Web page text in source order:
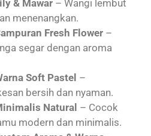
& Mawar – Wangi lembut
menenangkan.
Fresh Flower –
segar dengan aroma
Soft Pastel –
bersih dan nyaman.
Natural – Cocok
modern dan minimalis.